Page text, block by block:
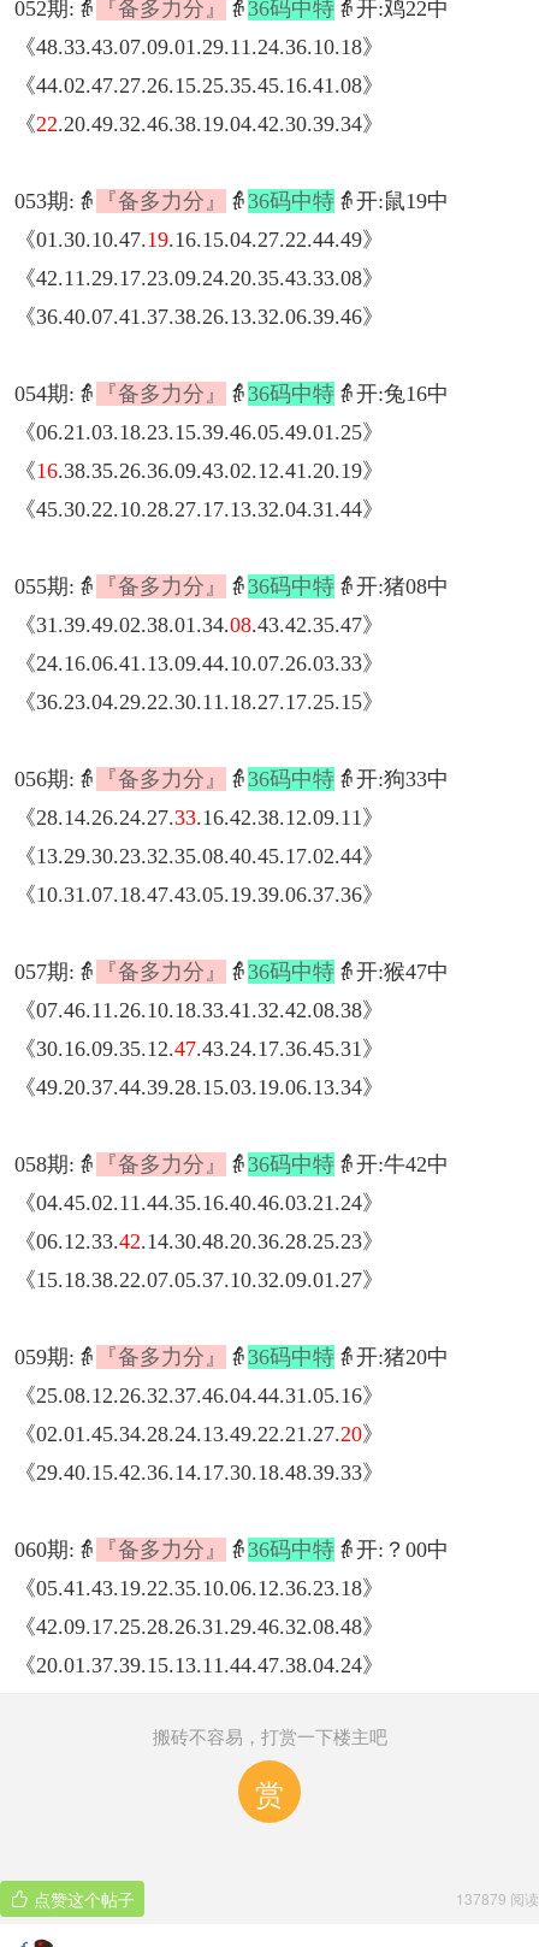
052期:👵 『备多力分』 👵 36码中特 👵开:鸡22中
《48.33.43.07.09.01.29.11.24.36.10.18》
《44.02.47.27.26.15.25.35.45.16.41.08》
《22.20.49.32.46.38.19.04.42.30.39.34》
053期:👵 『备多力分』 👵 36码中特 👵开:鼠19中
《01.30.10.47.19.16.15.04.27.22.44.49》
《42.11.29.17.23.09.24.20.35.43.33.08》
《36.40.07.41.37.38.26.13.32.06.39.46》
054期:👵 『备多力分』 👵 36码中特 👵开:兔16中
《06.21.03.18.23.15.39.46.05.49.01.25》
《16.38.35.26.36.09.43.02.12.41.20.19》
《45.30.22.10.28.27.17.13.32.04.31.44》
055期:👵 『备多力分』 👵 36码中特 👵开:猪08中
《31.39.49.02.38.01.34.08.43.42.35.47》
《24.16.06.41.13.09.44.10.07.26.03.33》
《36.23.04.29.22.30.11.18.27.17.25.15》
056期:👵 『备多力分』 👵 36码中特 👵开:狗33中
《28.14.26.24.27.33.16.42.38.12.09.11》
《13.29.30.23.32.35.08.40.45.17.02.44》
《10.31.07.18.47.43.05.19.39.06.37.36》
057期:👵 『备多力分』 👵 36码中特 👵开:猴47中
《07.46.11.26.10.18.33.41.32.42.08.38》
《30.16.09.35.12.47.43.24.17.36.45.31》
《49.20.37.44.39.28.15.03.19.06.13.34》
058期:👵 『备多力分』 👵 36码中特 👵开:牛42中
《04.45.02.11.44.35.16.40.46.03.21.24》
《06.12.33.42.14.30.48.20.36.28.25.23》
《15.18.38.22.07.05.37.10.32.09.01.27》
059期:👵 『备多力分』 👵 36码中特 👵开:猪20中
《25.08.12.26.32.37.46.04.44.31.05.16》
《02.01.45.34.28.24.13.49.22.21.27.20》
《29.40.15.42.36.14.17.30.18.48.39.33》
060期:👵 『备多力分』 👵 36码中特 👵开:？00中
《05.41.43.19.22.35.10.06.12.36.23.18》
《42.09.17.25.28.26.31.29.46.32.08.48》
《20.01.37.39.15.13.11.44.47.38.04.24》
搬砖不容易，打赏一下楼主吧
赏
137879 阅读
 点赞这个帖子